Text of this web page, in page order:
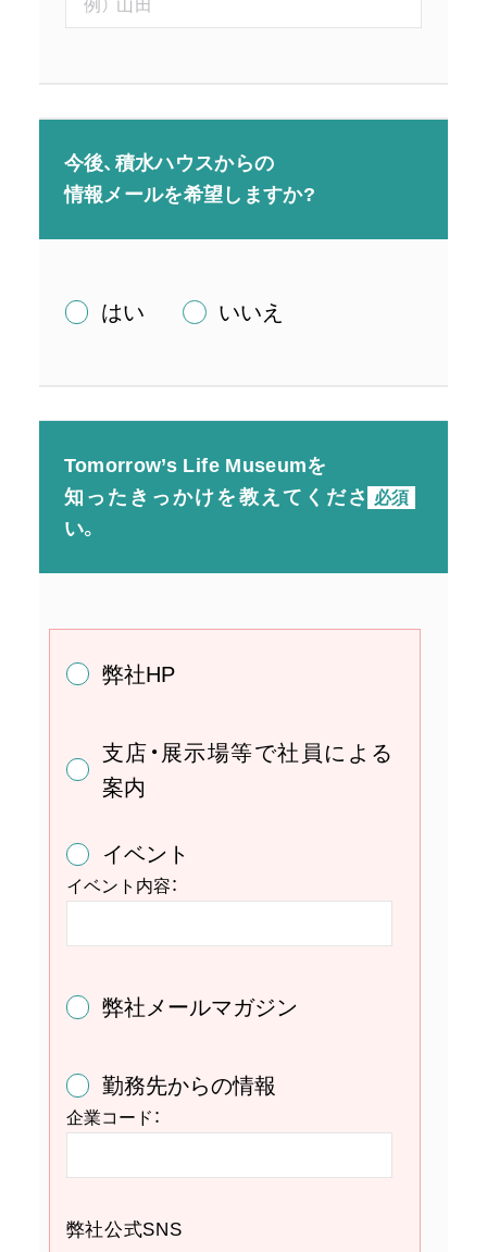
今後、積水ハウスからの
情報メールを希望しますか?
はい いいえ
Tomorrow’s Life Museumを
知ったきっかけを 教えてくださ
い。
弊社HP
支店・展示場等で社員による
案内
イベント
イベント内容：
弊社メールマガジン
勤務先からの情報
企業コード：
弊社公式SNS